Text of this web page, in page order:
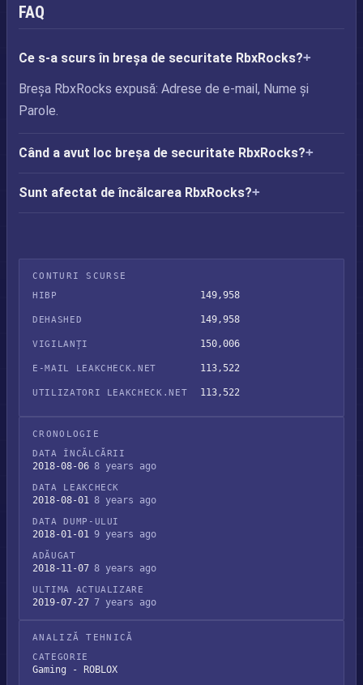
FAQ
Ce s-a scurs în breșa de securitate RbxRocks?
Breșa RbxRocks expusă: Adrese de e-mail, Nume și
Parole.
Când a avut loc breșa de securitate RbxRocks?
Sunt afectat de încălcarea RbxRocks?
CONTURI SCURSE
HIBP
149,958
DEHASHED 149,958
VIGILANȚI 150,006
E-MAIL LEAKCHECK.NET 113,522
UTILIZATORI LEAKCHECK.NET 113,522
CRONOLOGIE
DATA ÎNCĂLCĂRII
2018-08-06 8 years ago
DATA LEAKCHECK
2018-08-01 8 years ago
DATA DUMP-ULUI
2018-01-01 9 years ago
ADĂUGAT
2018-11-07 8 years ago
ULTIMA ACTUALIZARE
2019-07-27 7 years ago
ANALIZĂ TEHNICĂ
CATEGORIE
Gaming - ROBLOX